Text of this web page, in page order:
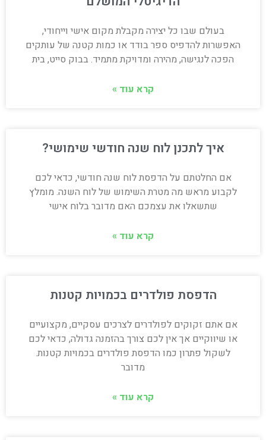
בעולם שבו כל יצירה מקבלת מקום אישי וייחודי,
האפשרות להדפיס ספר בודד או כמות קטנה של עותקים
הפכה לנגישה, מהירה ומדויקת מתמיד. בבוק סייט, בית
קרא עוד »
איך לתכנן לוח שנה חודשי שימושי?
אם החלטתם על הדפסת לוח שנה חודשי, כדאי לכם
לקבוע מראש מה מטרת השימוש של לוח השנה. מומלץ
שתשאלו את עצמכם האם מדובר בלוח אישי
קרא עוד »
הדפסת פולדרים בכמויות קטנות
אם אתם זקוקים לפולדרים לצרכים עסקיים, מקצועיים
או שיווקיים אך אין לכם צורך בהזמנה גדולה, כדאי לכם
לשקול פתרון כמו הדפסת פולדרים בכמויות קטנות.
מדובר
קרא עוד »